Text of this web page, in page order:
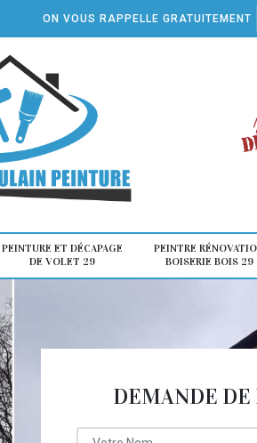
ON VOUS RAPPELLE GRATUITEMENT
PEINTURE ET DÉCAPAGE
DE VOLET 29
PEINTRE
BOISERIE BOIS 29
DEMANDE DE